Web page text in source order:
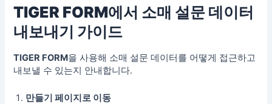
TIGER FORM에서 소매 설문 데이터
내보내기 가이드
TIGER FORM을 사용해 소매 설문 데이터를 어떻게 접근하고
내보낼 수 있는지 안내합니다.
만들기 페이지로 이동